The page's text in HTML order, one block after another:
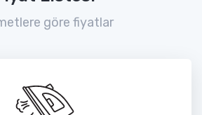
göre fiyatlar